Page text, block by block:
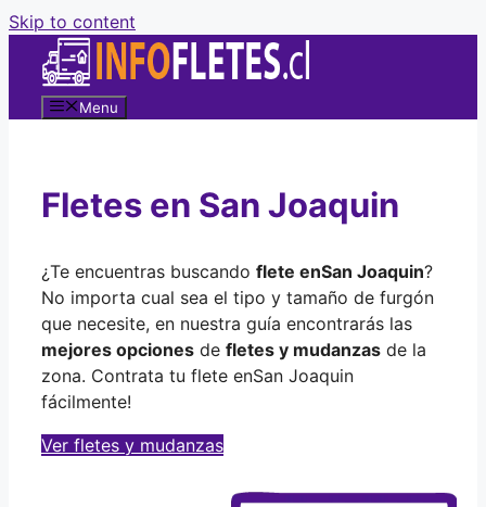
Skip to content
Menu
Fletes en San Joaquin
¿Te encuentras buscando flete enSan Joaquin?
No importa cual sea el tipo y tamaño de furgón
que necesite, en nuestra guía encontrarás las
mejores opciones de fletes y mudanzas de la
zona. Contrata tu flete enSan Joaquin
fácilmente!
Ver fletes y mudanzas